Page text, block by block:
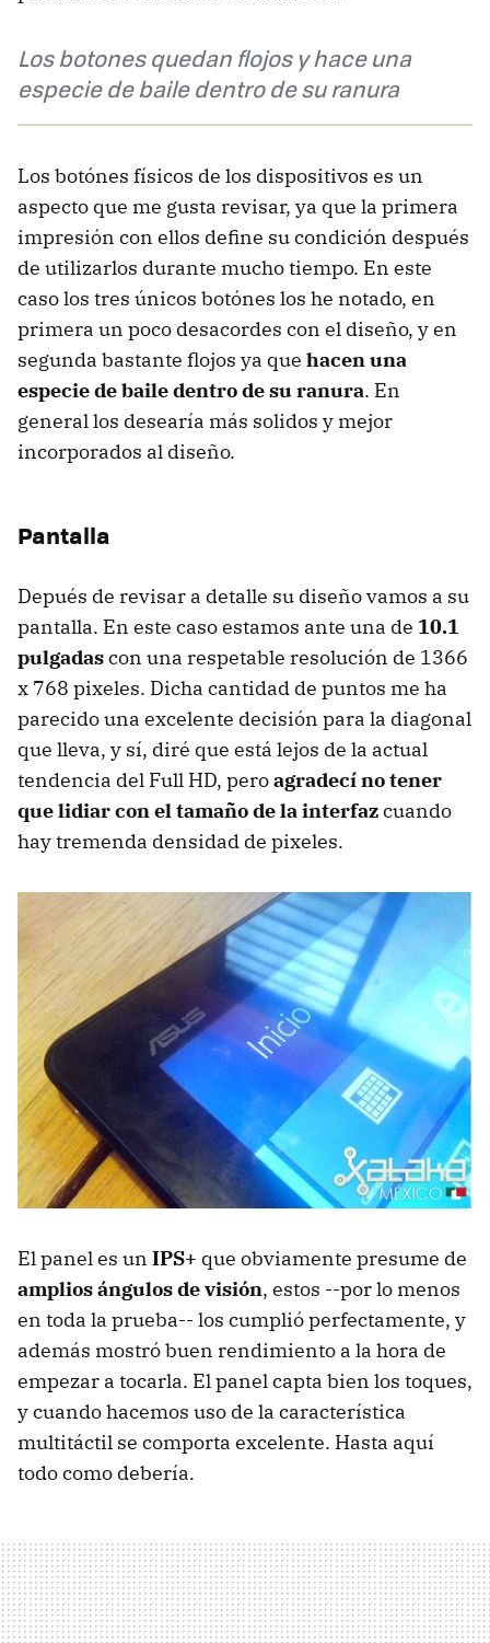
Los botones quedan flojos y hace una
especie de baile dentro de su ranura
Los botónes físicos de los dispositivos es un
aspecto que me gusta revisar, ya que la primera
impresión con ellos define su condición después
de utilizarlos durante mucho tiempo. En este
caso los tres únicos botónes los he notado, en
primera un poco desacordes con el diseño, y en
segunda bastante flojos ya que hacen una
especie de baile dentro de su ranura. En
general los desearía más solidos y mejor
incorporados al diseño.
Pantalla
Depués de revisar a detalle su diseño vamos a su
pantalla. En este caso estamos ante una de 10.1
pulgadascon una respetable resolución de 1366
x 768 pixeles. Dicha cantidad de puntos me ha
parecido una excelente decisión para la diagonal
que lleva, y sí, diré que está lejos de la actual
tendencia del Full HD, peroagradecí no tener
que lidiar con el tamaño de la interfazcuando
hay tremenda densidad de pixeles.
El panel es un IPS+ que obviamente presume de
amplios ángulos de visión, estos --por lo menos
en toda la prueba-- los cumplió perfectamente, y
además mostró buen rendimiento a la hora de
empezar a tocarla. El panel capta bien los toques,
y cuando hacemos uso de la característica
multitáctil se comporta excelente. Hasta aquí
todo como debería.